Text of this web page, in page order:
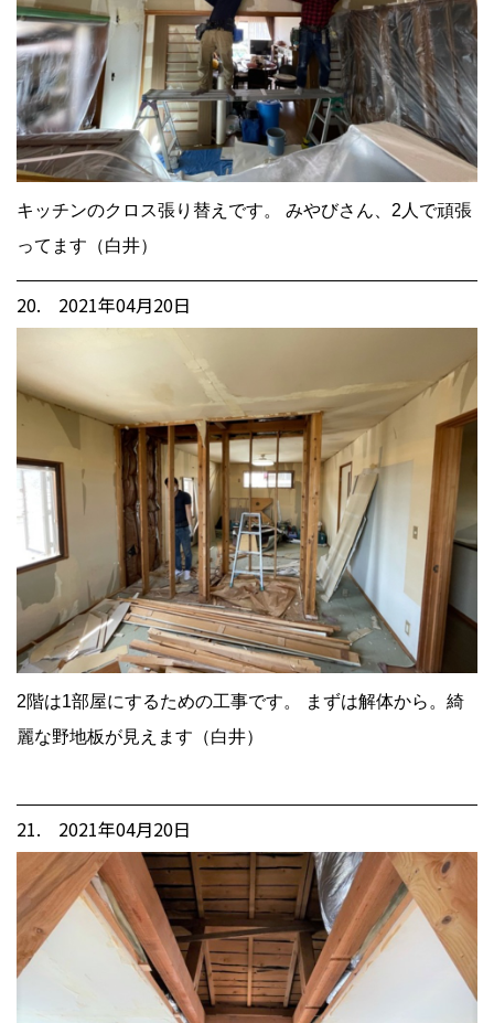
キッチンのクロス張り替えです。 みやびさん、2人で頑張
ってます（白井）
20. 2021年04月20日
2階は1部屋にするための工事です。 まずは解体から。綺
麗な野地板が見えます（白井）
21. 2021年04月20日